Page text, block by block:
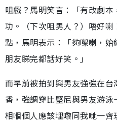
咀戲？馬明笑言：「有改劇
功。（下次咀男人？）唔好
點，馬明表示：「夠㗎喇，
朋友睇完都話好笑。」
而早前被拍到與男友強強在
香，強調穿比堅尼與男友游
相嗰個人應該埋嚟同我哋一齊